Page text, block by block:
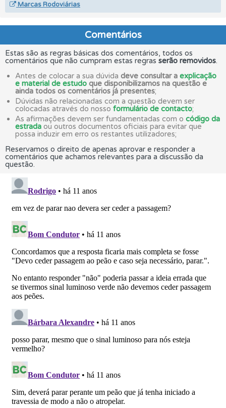
Marcas Rodoviárias
Comentários
Estas são as regras básicas dos comentários, todos os
comentários que não cumpram estas regras serão removidos.
Antes de colocar a sua dúvida deve consultar a explicação
e material de estudo que disponibilizamos na questão e
ainda todos os comentários já presentes;
Dúvidas não relacionadas com a questão devem ser
colocadas através do nosso formulário de contacto;
As afirmações devem ser fundamentadas com o código da
estrada ou outros documentos oficiais para evitar que
possa induzir em erro os restantes utilizadores;
Reservamos o direito de apenas aprovar e responder a
comentários que achamos relevantes para a discussão da
questão.